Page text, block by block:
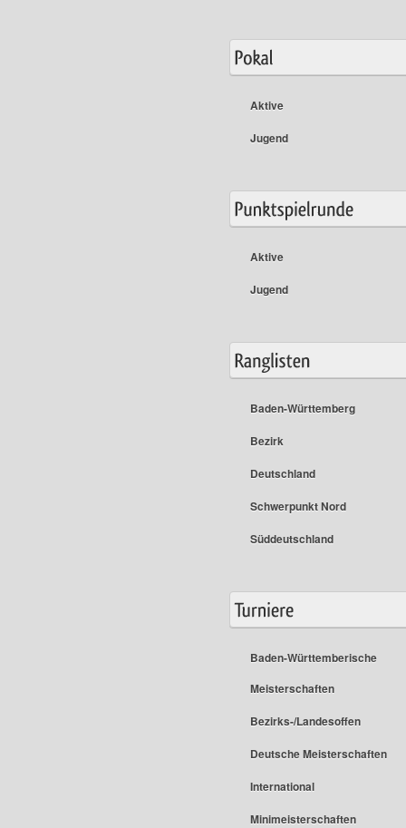
Aktive
Jugend
Aktive
Jugend
Baden-Württemberg
Bezirk
Deutschland
Schwerpunkt Nord
Süddeutschland
Baden-Württemberische
Meisterschaften
Bezirks-/Landesoffen
Deutsche Meisterschaften
International
Minimeisterschaften